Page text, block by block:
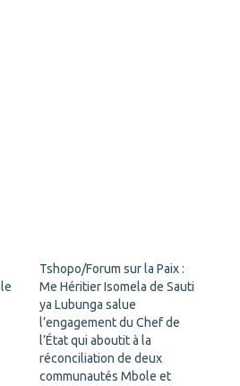
Tshopo/Forum sur la Paix :
Me Héritier Isomela de Sauti
ya Lubunga salue
l’engagement du Chef de
l’État qui aboutit à la
réconciliation de deux
communautés Mbole et